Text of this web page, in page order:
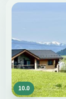
10.0